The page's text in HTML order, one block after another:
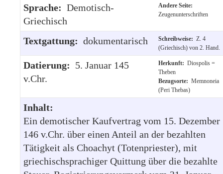
Sprache: Demotisch-
Griechisch
Andere Seite:
Zeugenunterschriften
Textgattung: dokumentarisch Schreibweise: Z. 4
(Griechisch) von 2. Hand.
Datierung: 5. Januar 145
v.Chr.
Herkunft: Diospolis =
Theben
Bezugsorte: Memnoneia
(Peri Thebas)
Inhalt:
Ein demotischer Kaufvertrag vom 15. Dezember
146 v.Chr. über einen Anteil an der bezahlten
Tätigkeit als Choachyt (Totenpriester), mit
griechischsprachiger Quittung über die bezahlte